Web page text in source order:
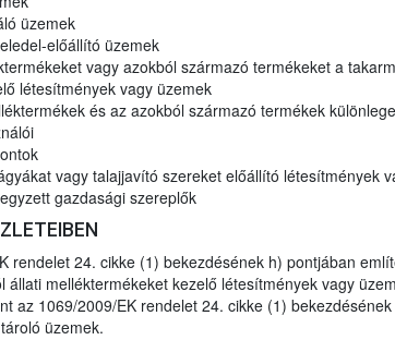
üzemek
előállító üzemek
vagy azokból származó termékeket a
létesítmények vagy üzemek
és az azokból származó termékek
vagy talajjavító szereket előállító létesítmények
gazdasági szereplők
rendelet 24. cikke (1) bekezdésének h) pontjában
állati melléktermékeket kezelő létesítmények vagy
az 1069/2009/EK rendelet 24. cikke (1)
üzemek.